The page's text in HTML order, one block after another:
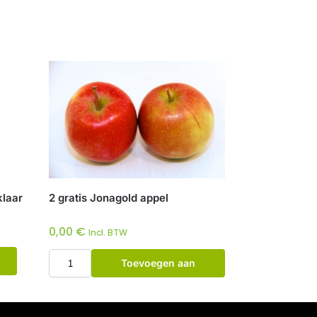
2 gratis Jonagold appel
0,00 € Incl. BTW
Toevoegen aan